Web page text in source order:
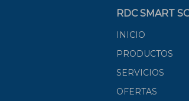
RDC SMART
INICIO
PRODUCTOS
SERVICIOS
OFERTAS